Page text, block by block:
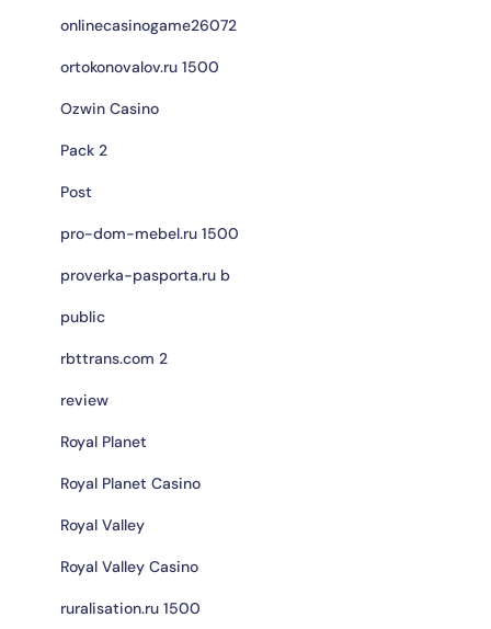
onlinecasinogame26072
ortokonovalov.ru 1500
Ozwin Casino
Pack 2
Post
pro-dom-mebel.ru 1500
proverka-pasporta.ru b
public
rbttrans.com 2
review
Royal Planet
Royal Planet Casino
Royal Valley
Royal Valley Casino
ruralisation.ru 1500